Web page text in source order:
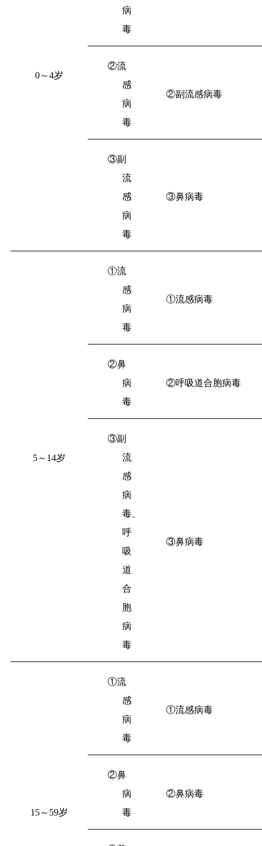
0～4岁
病
毒
②流
感
病
毒
②副流感病毒
③副
流
感
病
毒
③鼻病毒
5～ 14岁
①流
感
病
毒
①流感病毒
②鼻
病
毒
②呼吸道合胞病毒
③副
流
感
病
毒、
呼
吸
道
合
胞
病
毒
③鼻病毒
15～ 59岁
①流
感
病
毒
①流感病毒
②鼻
病
毒
②鼻病毒